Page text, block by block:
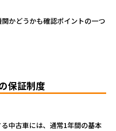
かどうかも確認ポイントの一つ
保証制度
中古車には、通常1年間の基本